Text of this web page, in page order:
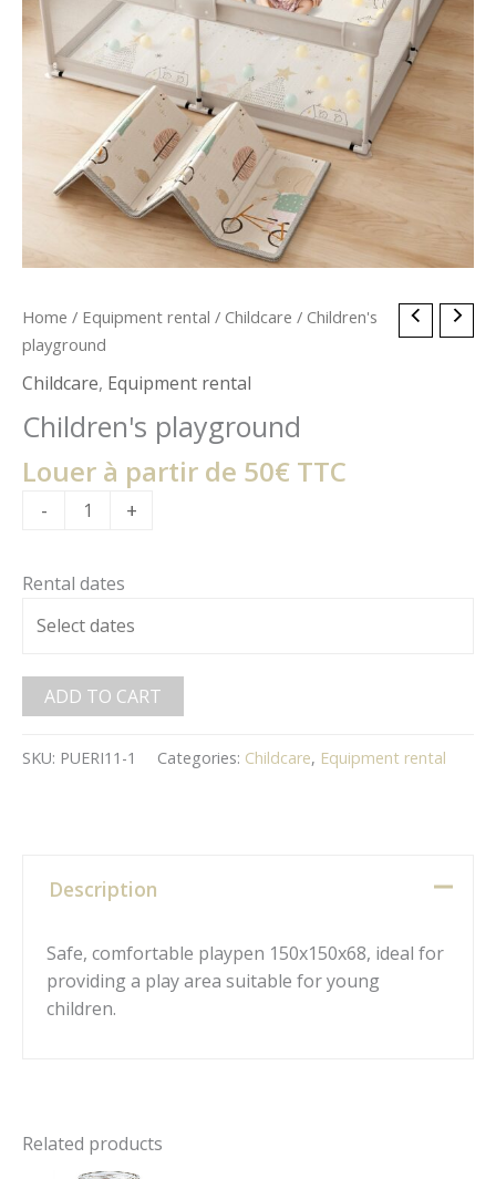
Home / Equipment rental / Childcare / Children's
playground
Childcare, Equipment rental
Children's playground
Louer à partir de 50€ TTC
-
Children's
playground
quantity
+
Rental dates
ADD TO CART
SKU: PUERI11-1 Categories: Childcare, Equipment rental
Description
Safe, comfortable playpen 150x150x68, ideal for
providing a play area suitable for young
children.
Related products